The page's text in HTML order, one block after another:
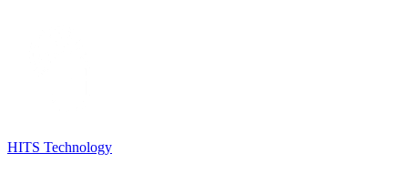
HITS Technology